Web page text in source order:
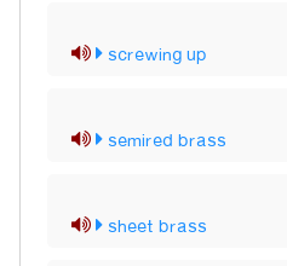
screwing up
semired brass
sheet brass